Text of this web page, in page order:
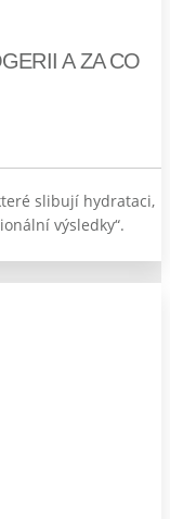
A ZA CO
slibují hydrataci,
výsledky“.